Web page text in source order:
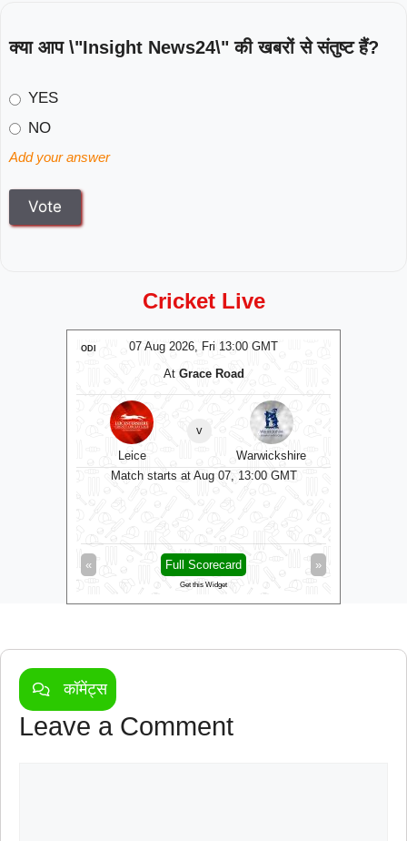
क्या आप \"Insight News24\" की खबरों से संतुष्ट हैं?
YES
NO
Add your answer
Cricket Live
07 Aug 2026, Fri 13:00 GMT
ODI
AtCounty Ground
Sussex
v
Worce
Match starts at Aug 07, 13:00 GMT
« »
Full Scorecard
Get this Widget
कॉमेंट्स
Leave a Comment